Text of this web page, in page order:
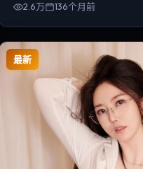
2.6万 136个月前
最新